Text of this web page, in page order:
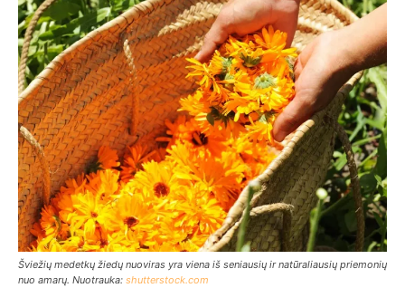
Šviežių medetkų žiedų nuoviras yra viena iš seniausių ir natūraliausių priemonių
nuo amarų. Nuotrauka: shutterstock.com